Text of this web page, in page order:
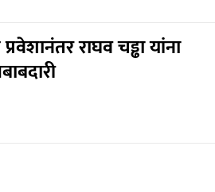
राघव चड्ढा यांना